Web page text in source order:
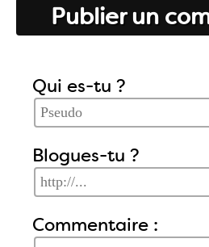
Publier un
Qui es-tu ?
Blogues-tu ?
Commentaire :